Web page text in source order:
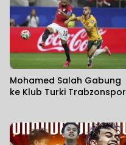
Mohamed Salah Gabung
ke Klub Turki Trabzonspor